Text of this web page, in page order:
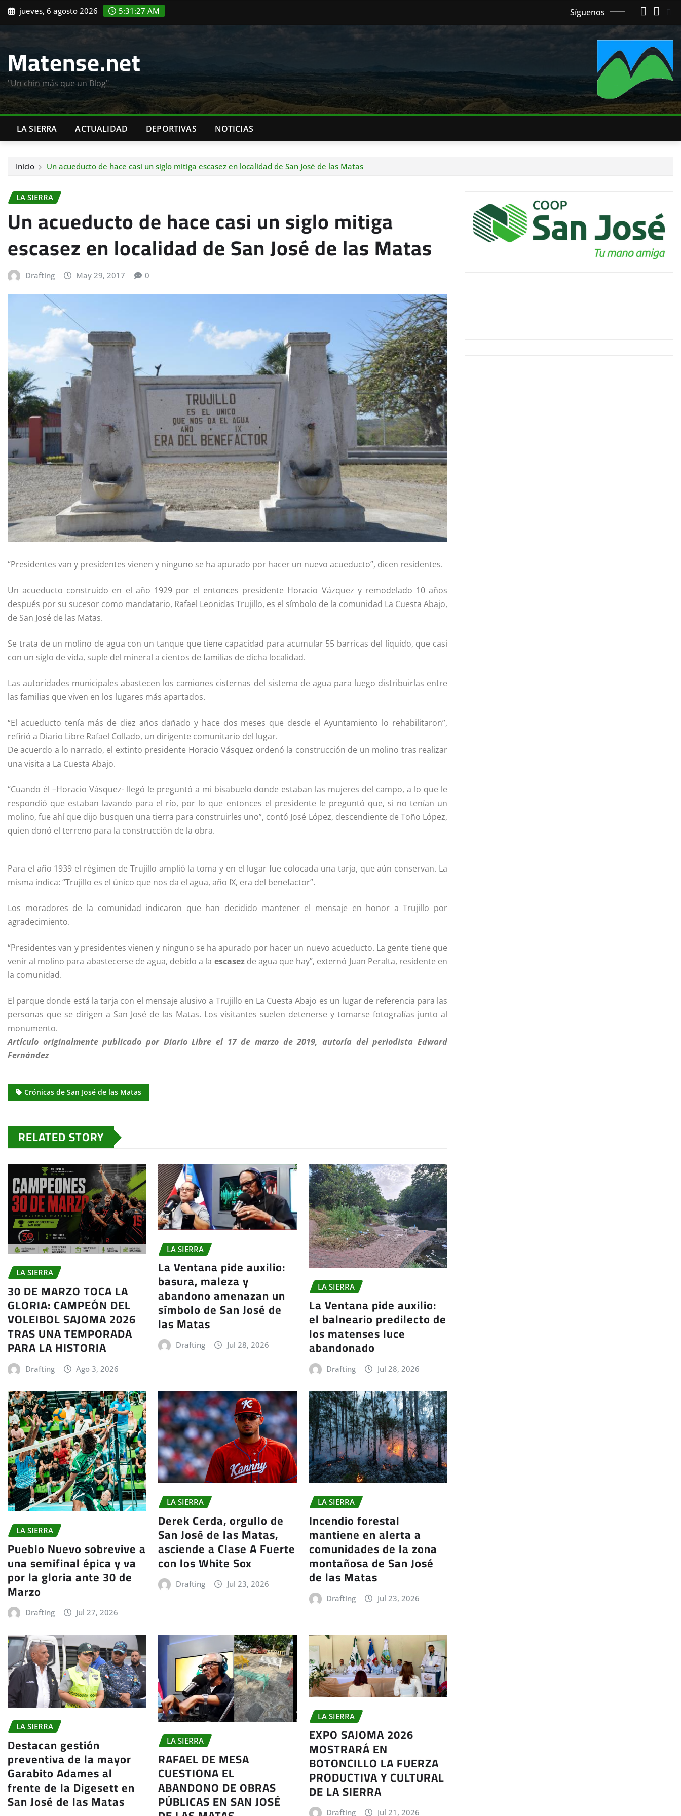
Saltar
contenido
jueves, 6 agosto 2026 5:31:28 AM Síguenos
Matense.net
"Un chin más que un Blog"
LA SIERRA ACTUALIDAD DEPORTIVAS NOTICIAS
Inicio Un acueducto de hace casi un siglo mitiga escasez en localidad de San José de las Matas
LA SIERRA
Un acueducto de hace casi un siglo mitiga
escasez en localidad de San José de las Matas
Drafting May 29, 2017 0
“Presidentes van y presidentes vienen y ninguno se ha apurado por hacer un nuevo acueducto”, dicen residentes.
Un acueducto construido en el año 1929 por el entonces presidente Horacio Vázquez y remodelado 10 años
después por su sucesor como mandatario, Rafael Leonidas Trujillo, es el símbolo de la comunidad La Cuesta Abajo,
de San José de las Matas.
Se trata de un molino de agua con un tanque que tiene capacidad para acumular 55 barricas del líquido, que casi
con un siglo de vida, suple del mineral a cientos de familias de dicha localidad.
Las autoridades municipales abastecen los camiones cisternas del sistema de agua para luego distribuirlas entre
las familias que viven en los lugares más apartados.
“El acueducto tenía más de diez años dañado y hace dos meses que desde el Ayuntamiento lo rehabilitaron”,
refirió a Diario Libre Rafael Collado, un dirigente comunitario del lugar.
De acuerdo a lo narrado, el extinto presidente Horacio Vásquez ordenó la construcción de un molino tras realizar
una visita a La Cuesta Abajo.
“Cuando él –Horacio Vásquez- llegó le preguntó a mi bisabuelo donde estaban las mujeres del campo, a lo que le
respondió que estaban lavando para el río, por lo que entonces el presidente le preguntó que, si no tenían un
molino, fue ahí que dijo busquen una tierra para construirles uno”, contó José López, descendiente de Toño López,
quien donó el terreno para la construcción de la obra.
Para el año 1939 el régimen de Trujillo amplió la toma y en el lugar fue colocada una tarja, que aún conservan. La
misma indica: “Trujillo es el único que nos da el agua, año IX, era del benefactor”.
Los moradores de la comunidad indicaron que han decidido mantener el mensaje en honor a Trujillo por
agradecimiento.
“Presidentes van y presidentes vienen y ninguno se ha apurado por hacer un nuevo acueducto. La gente tiene que
venir al molino para abastecerse de agua, debido a la escasezde agua que hay”, externó Juan Peralta, residente en
la comunidad.
El parque donde está la tarja con el mensaje alusivo a Trujillo en La Cuesta Abajo es un lugar de referencia para las
personas que se dirigen a San José de las Matas. Los visitantes suelen detenerse y tomarse fotografías junto al
monumento.
Artículo originalmente publicado por Diario Libre el 17 de marzo de 2019, autoría del periodista Edward
Fernández
Crónicas de San José de las Matas
RELATED STORY
LA SIERRA
30 DE MARZO TOCA LA
GLORIA: CAMPEÓN DEL
VOLEIBOL SAJOMA 2026
TRAS UNA TEMPORADA
PARA LA HISTORIA
Drafting Ago 3, 2026
LA SIERRA
La Ventana pide auxilio:
basura, maleza y
abandono amenazan un
símbolo de San José de
las Matas
Drafting Jul 28, 2026
LA SIERRA
La Ventana pide auxilio:
el balneario predilecto de
los matenses luce
abandonado
Drafting Jul 28, 2026
LA SIERRA
Pueblo Nuevo sobrevive a
una semifinal épica y va
por la gloria ante 30 de
Marzo
Drafting Jul 27, 2026
LA SIERRA
Derek Cerda, orgullo de
San José de las Matas,
asciende a Clase A Fuerte
con los White Sox
Drafting Jul 23, 2026
LA SIERRA
Incendio forestal
mantiene en alerta a
comunidades de la zona
montañosa de San José
de las Matas
Drafting Jul 23, 2026
LA SIERRA
Destacan gestión
preventiva de la mayor
Garabito Adames al
frente de la Digesett en
San José de las Matas
LA SIERRA
RAFAEL DE MESA
CUESTIONA EL
ABANDONO DE OBRAS
PÚBLICAS EN SAN JOSÉ
LA SIERRA
EXPO SAJOMA 2026
MOSTRARÁ EN
BOTONCILLO LA FUERZA
PRODUCTIVA Y CULTURAL
DE LA SIERRA
Drafting Jul 21, 2026